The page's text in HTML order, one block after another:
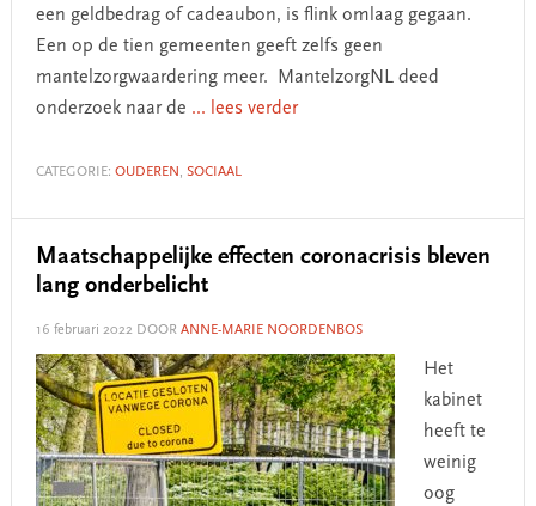
een geldbedrag of cadeaubon, is flink omlaag gegaan.
Een op de tien gemeenten geeft zelfs geen
mantelzorgwaardering meer. MantelzorgNL deed
onderzoek naar de ... lees verder
CATEGORIE: OUDEREN , SOCIAAL
Maatschappelijke effecten coronacrisis bleven
lang onderbelicht
16 februari 2022DOOR ANNE-MARIE NOORDENBOS
Het
kabinet
heeft te
weinig
oog